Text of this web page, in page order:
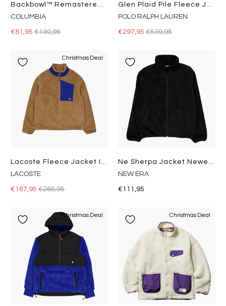
COLUMBIA
€81,95€130,95
POLO RALPH LAUREN
€297,95 €539,95
Christmas Deal
LACOSTE
€167,95€260,95
NEW ERA
€111,95
Christmas Deal Christmas Deal